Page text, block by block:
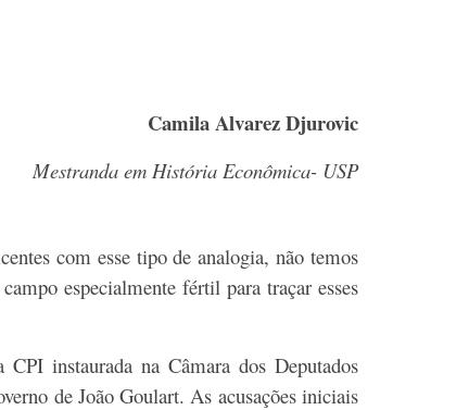
Camila Alvarez Djurovic
Mestranda em História Econômica- USP
com esse tipo de analogia, não temos
especialmente fértil para traçar esses
instaurada na Câmara dos Deputados
de João Goulart. As acusações iniciais